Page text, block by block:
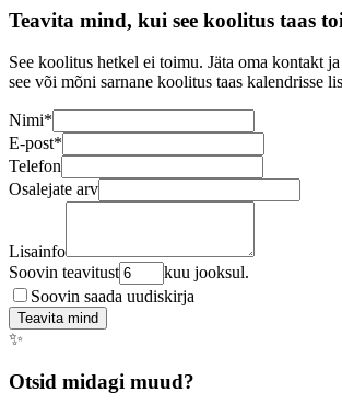
Teavita mind, kui see koolitus taas
See koolitus hetkel ei toimu. Jäta oma kontakt
see või mõni sarnane koolitus taas kalendrisse
Nimi*
E-post*
Telefon
Osalejate arv
Lisainfo
Soovin teavitust
kuu jooksul.
Soovin saada uudiskirja
Teavita mind
✨
Otsid midagi muud?